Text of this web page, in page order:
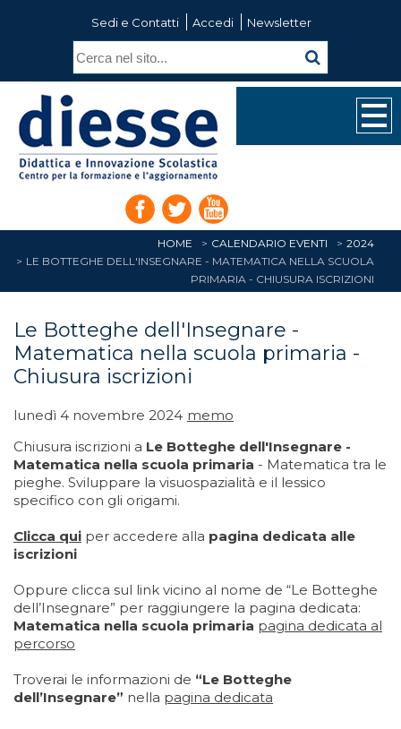
Sedi e Contatti Accedi Newsletter
HOME CALENDARIO EVENTI
2024
LE BOTTEGHE DELL'INSEGNARE - MATEMATICA NELLA SCUOLA
PRIMARIA - CHIUSURA ISCRIZIONI
Le Botteghe dell'Insegnare -
Matematica nella scuola primaria -
Chiusura iscrizioni
lunedì 4 novembre 2024 memo
Chiusura iscrizioni a Le Botteghe dell'Insegnare -
Matematica nella scuola primaria - Matematica tra le
pieghe. Sviluppare la visuospazialità e il lessico
specifico con gli origami.
Clicca qui per accedere alla pagina dedicata alle
iscrizioni
Oppure clicca sul link vicino al nome de “Le Botteghe
dell’Insegnare” per raggiungere la pagina dedicata:
Matematica nella scuola primaria pagina dedicata al
percorso
Troverai le informazioni de “Le Botteghe
dell’Insegnare” nella pagina dedicata